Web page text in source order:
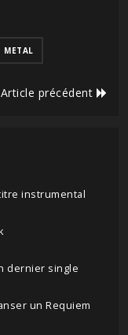
METAL
Article précédent
instrumental
dernier single
un Requiem